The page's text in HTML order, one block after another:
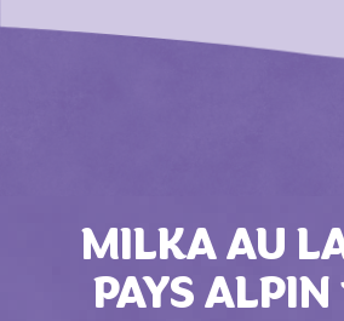
MILKA AU
PAYS